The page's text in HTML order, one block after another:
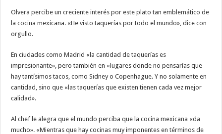
Olvera percibe un creciente interés por este plato tan emblemático de
la cocina mexicana. «He visto taquerías por todo el mundo», dice con
orgullo.
En ciudades como Madrid «la cantidad de taquerías es
impresionante», pero también en «lugares donde no pensarías que
hay tantísimos tacos, como Sidney o Copenhague. Y no solamente en
cantidad, sino que «las taquerías que existen tienen cada vez mejor
calidad».
Al chef le alegra que el mundo perciba que la cocina mexicana «da
mucho». «Mientras que hay cocinas muy imponentes en términos de